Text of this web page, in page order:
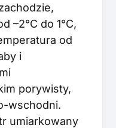
–2°C do 1°C,
od
i
porywisty,
wschodni.
umiarkowany